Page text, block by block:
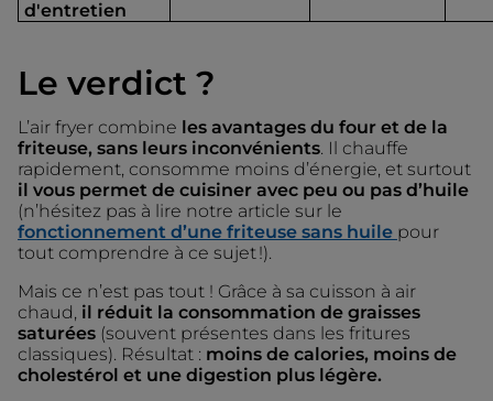
d'entretien
Le verdict ?
L’air fryer combine les avantages du four et de la
friteuse, sans leurs inconvénients. Il chauffe
rapidement, consomme moins d’énergie, et surtout
il vous permet de cuisiner avec peu ou pas d’huile
(n’hésitez pas à lire notre article sur le
fonctionnement d’une friteuse sans huile pour
tout comprendre à ce sujet !).
Mais ce n’est pas tout ! Grâce à sa cuisson à air
chaud, il réduit la consommation de graisses
saturées (souvent présentes dans les fritures
classiques). Résultat : moins de calories, moins de
cholestérol et une digestion plus légère.